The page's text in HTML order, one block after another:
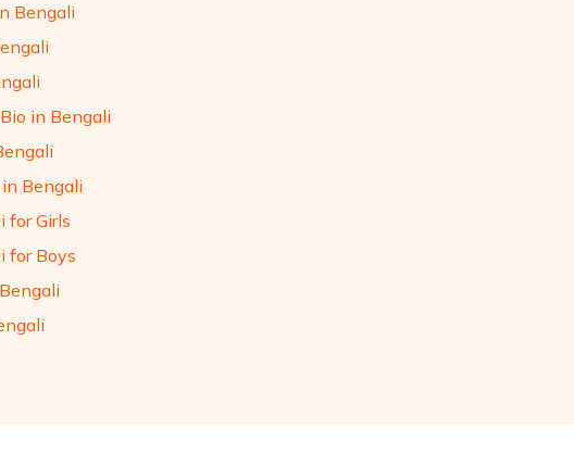
Bengali
in Bengali
Bengali
for Girls
for Boys